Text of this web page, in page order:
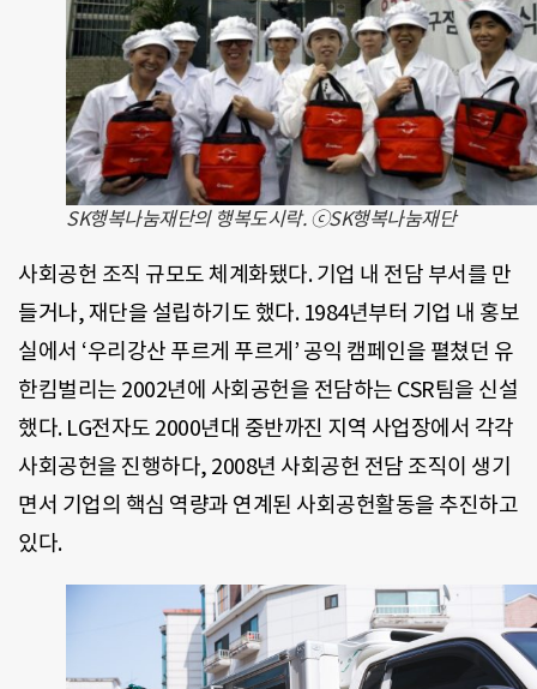
SK행복나눔재단의 행복도시락. ⓒSK행복나눔재단
사회공헌 조직 규모도 체계화됐다. 기업 내 전담 부서를 만
들거나, 재단을 설립하기도 했다. 1984년부터 기업 내 홍보
실에서 ‘우리강산 푸르게 푸르게’ 공익 캠페인을 펼쳤던 유
한킴벌리는 2002년에 사회공헌을 전담하는 CSR팀을 신설
했다. LG전자도 2000년대 중반까진 지역 사업장에서 각각
사회공헌을 진행하다, 2008년 사회공헌 전담 조직이 생기
면서 기업의 핵심 역량과 연계된 사회공헌활동을 추진하고
있다.